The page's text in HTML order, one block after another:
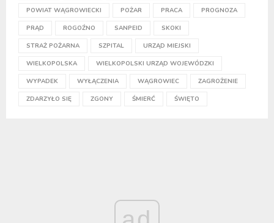
POWIAT WĄGROWIECKI POŻAR PRACA PROGNOZA
PRĄD ROGOŹNO SANPEID SKOKI
STRAŻ POŻARNA SZPITAL URZĄD MIEJSKI
WIELKOPOLSKA WIELKOPOLSKI URZĄD WOJEWÓDZKI
WYPADEK WYŁĄCZENIA WĄGROWIEC ZAGROŻENIE
ZDARZYŁO SIĘ ZGONY ŚMIERĆ ŚWIĘTO